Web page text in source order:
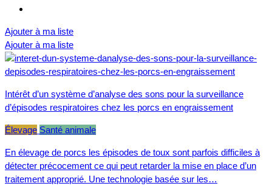
Ajouter à ma liste
Ajouter à ma liste
Intérêt d’un système d’analyse des sons pour la surveillance
d’épisodes respiratoires chez les porcs en engraissement
Élevage Santé animale
En élevage de porcs les épisodes de toux sont parfois difficiles à
détecter précocement ce qui peut retarder la mise en place d’un
traitement approprié. Une technologie basée sur les…